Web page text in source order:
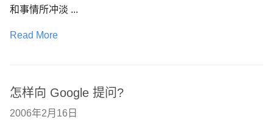
和事情所冲淡 ...
Read More
怎样向 Google 提问?
2006年2月16日